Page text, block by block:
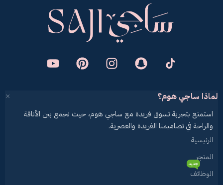
لماذا ساجي هوم؟
استمتع بتجربة تسوق فريدة مع ساجي هوم، حيث نجمع بين الأناقة
والراحة في تصاميمنا الفريدة والعصرية.
الرئيسية
المتجر
الوظائف
جديد